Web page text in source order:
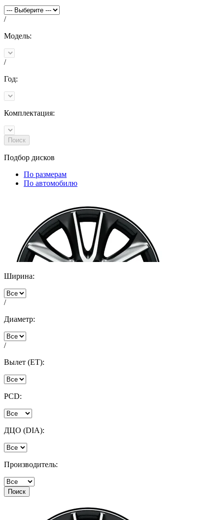
/
Модель:
/
Год:
Комплектация:
Поиск
Подбор дисков
По размерам
По автомобилю
Ширина:
/
Диаметр:
/
Вылет (ET):
PCD:
ДЦО (DIA):
Производитель:
Поиск